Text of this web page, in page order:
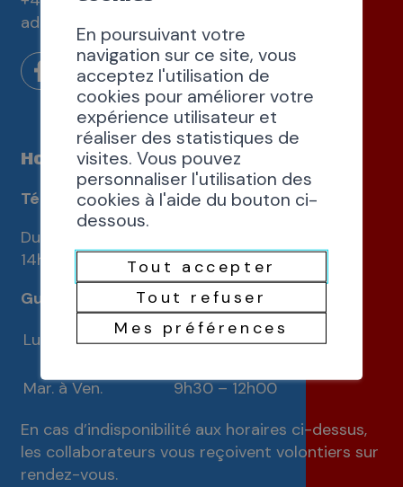
administration@st-maurice.ch
Horaires d'ouverture
Téléphones
Du lundi au vendredi de 9h30 à 12h00 et de
14h00 à 16h00
Guichets
Lundi
9h30 – 12h00
Mar. à Ven.
9h30 – 12h00
En cas d’indisponibilité aux horaires ci-dessus,
les collaborateurs vous reçoivent volontiers sur
rendez-vous.
En poursuivant votre
navigation sur ce site, vous
acceptez l'utilisation de
cookies pour améliorer votre
expérience utilisateur et
réaliser des statistiques de
visites. Vous pouvez
personnaliser l'utilisation des
cookies à l'aide du bouton ci-
dessous.
Tout accepter
Tout refuser
Mes préférences